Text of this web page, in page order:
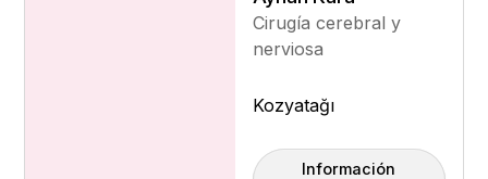
Cirugía cerebral y
nerviosa
Kozyatağı
Información